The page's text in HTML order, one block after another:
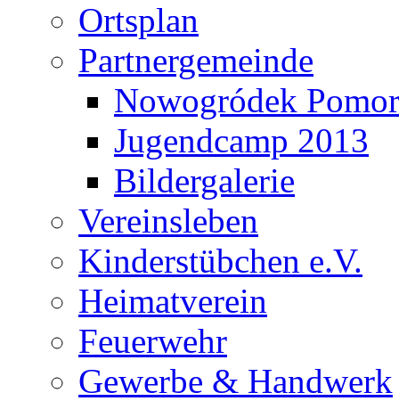
Ortsplan
Partnergemeinde
Nowogródek
Jugendcamp 2013
Bildergalerie
Vereinsleben
Kinderstübchen e.V.
Heimatverein
Feuerwehr
Gewerbe & Handwerk